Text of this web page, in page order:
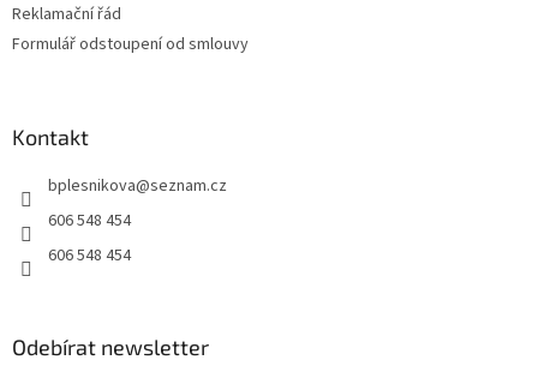
Reklamační řád
Formulář odstoupení od smlouvy
Kontakt
bplesnikova@seznam.cz
606 548 454
606 548 454
Odebírat newsletter